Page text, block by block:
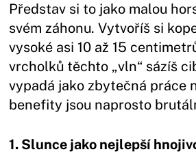
Představ si to jako malou
svém záhonu. Vytvoříš si
vysoké asi 10 až 15
vrcholků těchto „vln“ sázíš
vypadá jako zbytečná práce
benefity jsou naprosto
1. Slunce jako nejlepší